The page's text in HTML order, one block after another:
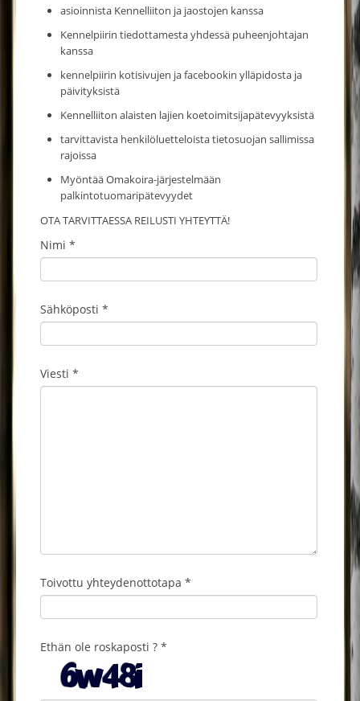
asioinnista Kennelliiton ja jaostojen kanssa
Kennelpiirin tiedottamesta yhdessä puheenjohtajan
kanssa
kennelpiirin kotisivujen ja facebookin ylläpidosta ja
päivityksistä
Kennelliiton alaisten lajien koetoimitsijapätevyyksistä
tarvittavista henkilöluetteloista tietosuojan sallimissa
rajoissa
Myöntää Omakoira-järjestelmään
palkintotuomaripätevyydet
OTA TARVITTAESSA REILUSTI YHTEYTTÄ!
Nimi *
Sähköposti *
Viesti *
Toivottu yhteydenottotapa *
Ethän ole roskaposti ? *